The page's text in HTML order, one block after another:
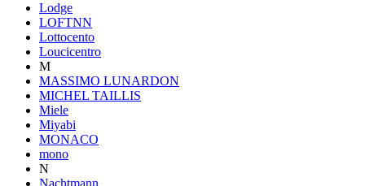
Lodge
LOFTNN
Lottocento
Loucicentro
M
MASSIMO LUNARDON
MICHEL TAILLIS
Miele
Miyabi
MONACO
mono
N
Nachtmann